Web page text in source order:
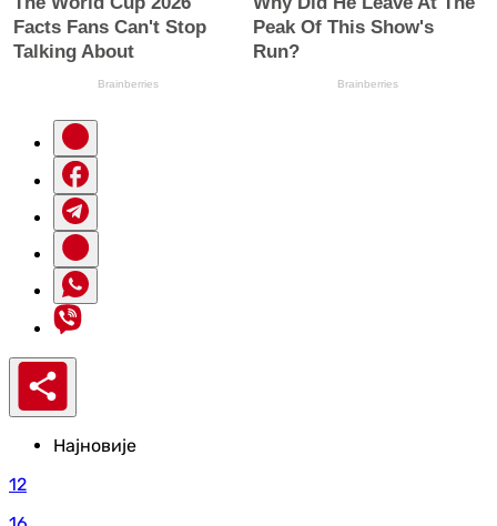
Најновије
12